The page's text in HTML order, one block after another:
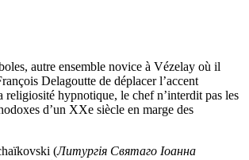
autre ensemble novice à Vézelay où il
Delagoutte de déplacer l’accent
religiosité hypnotique, le chef n’interdit pas les
d’un XXe siècle en marge des
(Литургія Святаго Іоанна